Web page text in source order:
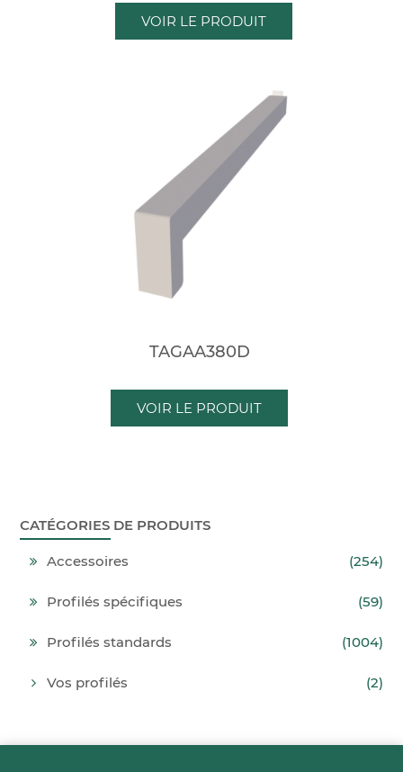
VOIR LE PRODUIT
TAGAA380D
VOIR LE PRODUIT
CATÉGORIES DE PRODUITS
Accessoires (254)
Profilés spécifiques (59)
Profilés standards (1004)
Vos profilés (2)